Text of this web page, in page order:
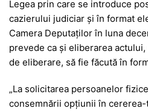
o
o
k
p
p
n
g
er
m
Legea prin care se introduce
cazierului judiciar şi în format
Camera Deputaţilor în luna
prevede ca şi eliberarea
de eliberare, să fie făcută în
„La solicitarea persoanelor
consemnării opţiunii în